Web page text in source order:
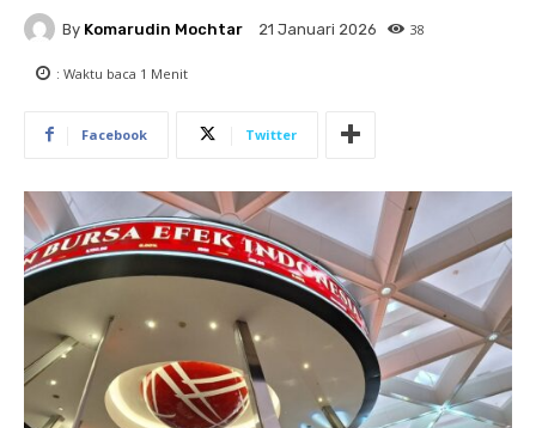
By Komarudin Mochtar 21 Januari 2026 38
: Waktu baca 1 Menit
Facebook Twitter